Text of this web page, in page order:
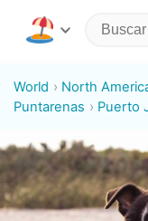
World North
Puntarenas
Puerto